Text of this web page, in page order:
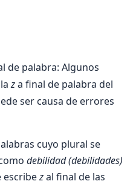
de palabra: Algunos
za final de palabra del
ser causa de errores
cuyo plural se
debilidad(debilidades)
escribezal final de las